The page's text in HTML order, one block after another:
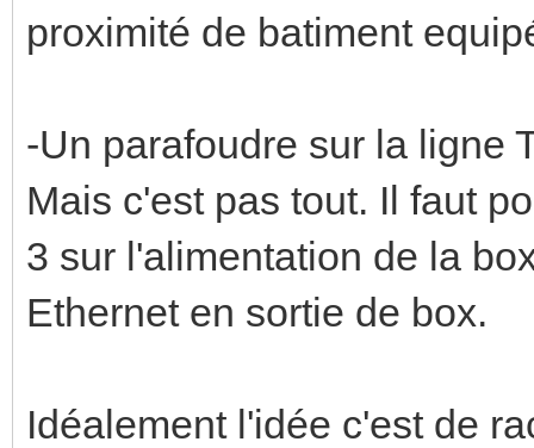
proximité de batiment
-Un parafoudre sur la ligne
Mais c'est pas tout. Il faut
3 sur l'alimentation de la
Ethernet en sortie de box.
Idéalement l'idée c'est de